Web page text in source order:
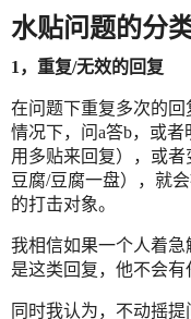
水贴问题的分
1，重复/无效的回复
在问题下重复多次的
情况下，问a答b，或
用多贴来回复），或
豆腐/豆腐一盘），就
的打击对象。
我相信如果一个人着
是这类回复，他不会有
同时我认为，不动摇